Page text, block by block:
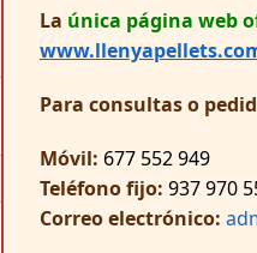
La única página web
Para consultas o
Móvil: 677 552 949
Teléfono fijo: 937 970
Correo electrónico: